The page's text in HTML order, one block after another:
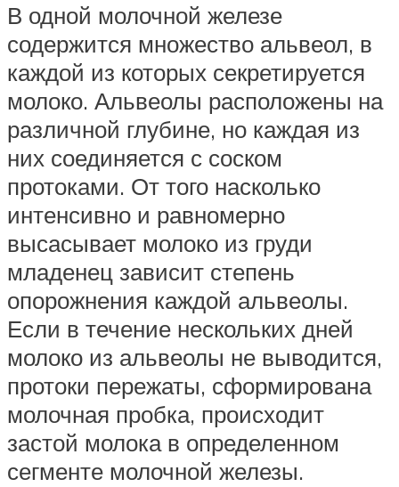
В одной молочной железе
содержится множество альвеол, в
каждой из которых секретируется
молоко. Альвеолы расположены на
различной глубине, но каждая из
них соединяется с соском
протоками. От того насколько
интенсивно и равномерно
высасывает молоко из груди
младенец зависит степень
опорожнения каждой альвеолы.
Если в течение нескольких дней
молоко из альвеолы не выводится,
протоки пережаты, сформирована
молочная пробка, происходит
застой молока в определенном
сегменте молочной железы.